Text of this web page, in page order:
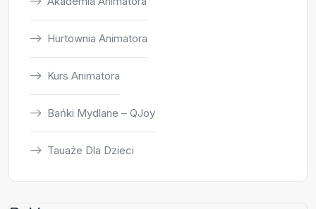
Hurtownia Animatora
Kurs Animatora
Bańki Mydlane – QJoy
Tauaże Dla Dzieci